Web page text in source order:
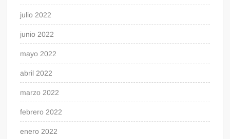
julio 2022
junio 2022
mayo 2022
abril 2022
marzo 2022
febrero 2022
enero 2022